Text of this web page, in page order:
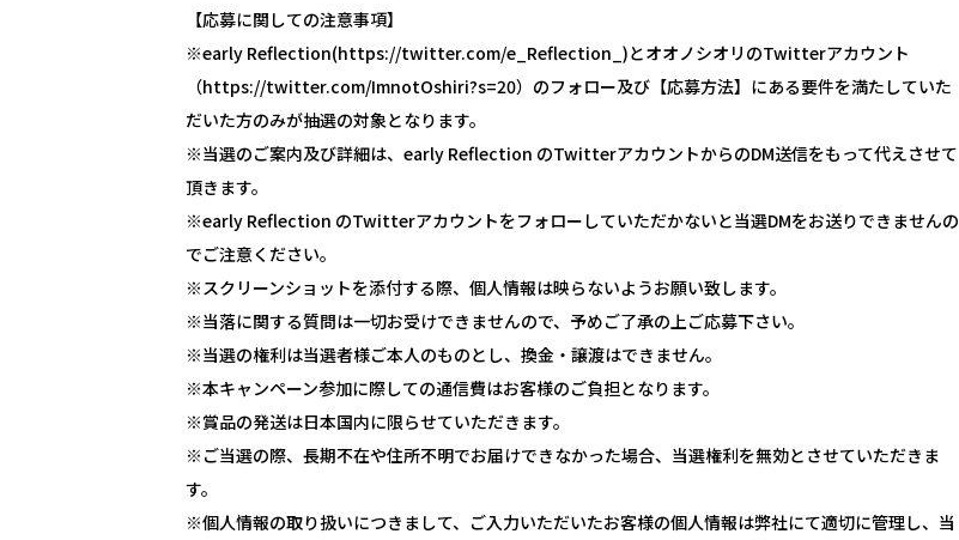
【応募に関しての注意事項】
※early Reflection(https://twitter.com/e_Reflection_)とオオノシオリのTwitterアカウント
（https://twitter.com/ImnotOshiri?s=20）のフォロー及び【応募方法】にある要件を満たしていた
だいた方のみが抽選の対象となります。
※当選のご案内及び詳細は、early Reflection のTwitterアカウントからのDM送信をもって代えさせて
頂きます。
※early Reflection のTwitterアカウントをフォローしていただかないと当選DMをお送りできませんの
でご注意ください。
※スクリーンショットを添付する際、個人情報は映らないようお願い致します。
※当落に関する質問は一切お受けできませんので、予めご了承の上ご応募下さい。
※当選の権利は当選者様ご本人のものとし、換金・譲渡はできません。
※本キャンペーン参加に際しての通信費はお客様のご負担となります。
※賞品の発送は日本国内に限らせていただきます。
※ご当選の際、長期不在や住所不明でお届けできなかった場合、当選権利を無効とさせていただきま
す。
※個人情報の取り扱いにつきまして、ご入力いただいたお客様の個人情報は弊社にて適切に管理し、当